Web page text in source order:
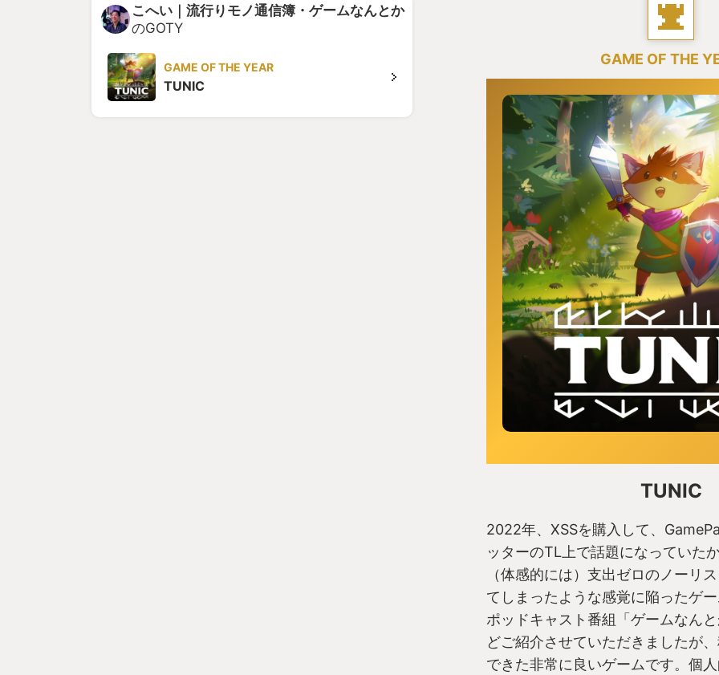
こへい｜流行りモノ通信簿・ゲームなんとか
のGOTY
GAME OF THE YEAR
TUNIC
GAME OF THE
TUNIC
2022年、XSSを購入して、
ッターのTL上で話題になっていた
（体感的には）支出ゼロのノーリ
てしまったような感覚に陥ったゲ
ポッドキャスト番組「ゲームなん
どご紹介させていただきましたが
できた非常に良いゲームです。個